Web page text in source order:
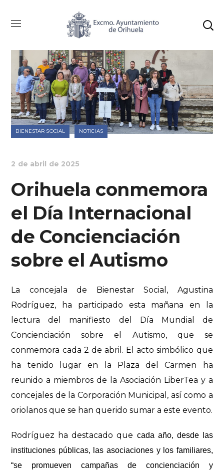
BIENESTAR SOCIAL NOTICIAS
2 de abril de 2025
Orihuela conmemora
el Día Internacional
de Concienciación
sobre el Autismo
La concejala de Bienestar Social, Agustina
Rodríguez, ha participado esta mañana en la
lectura del manifiesto del Día Mundial de
Concienciación sobre el Autismo, que se
conmemora cada 2 de abril. El acto simbólico que
ha tenido lugar en la Plaza del Carmen ha
reunido a miembros de la Asociación LiberTea y a
concejales de la Corporación Municipal, así como a
oriolanos que se han querido sumar a este evento.
Rodríguez ha destacado que cada año, desde las
instituciones públicas, las asociaciones y los familiares,
“se promueven campañas de concienciación y